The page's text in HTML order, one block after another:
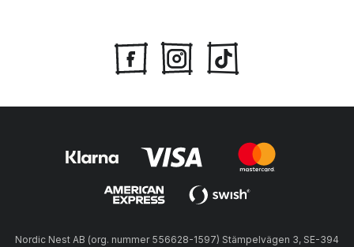
Nordic Nest AB (org. nummer 556628-1597) Stämpelvägen 3, SE-394